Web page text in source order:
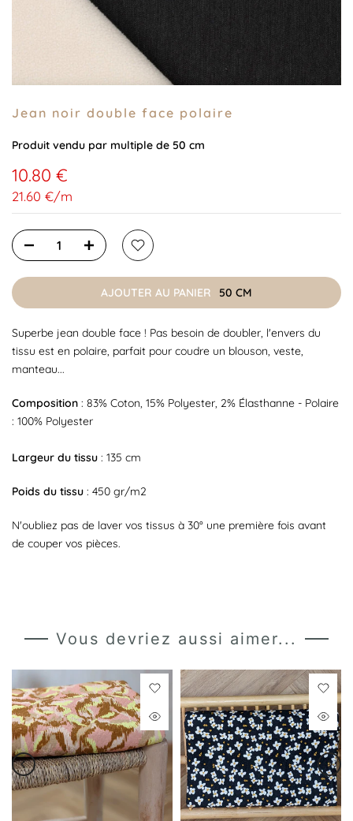
Jean noir double face polaire
Produit vendu par multiple de 50 cm
10.80 €
21.60 €/m
AJOUTER AU PANIER 50 CM
Superbe jean double face ! Pas besoin de doubler, l'envers du
tissu est en polaire, parfait pour coudre un blouson, veste,
manteau...
Composition : 83% Coton, 15% Polyester, 2% Élasthanne - Polaire
: 100% Polyester
Largeur du tissu : 135 cm
Poids du tissu : 450 gr/m2
N'oubliez pas de laver vos tissus à 30° une première fois avant
de couper vos pièces.
Vous devriez aussi aimer...